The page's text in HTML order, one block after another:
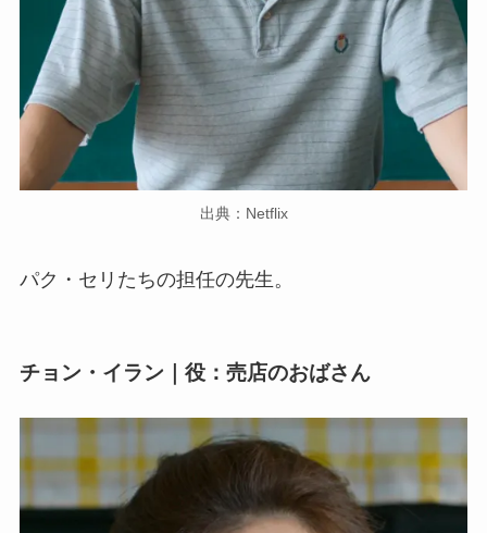
出典：Netflix
パク・セリたちの担任の先生。
チョン・イラン｜役：売店のおばさん